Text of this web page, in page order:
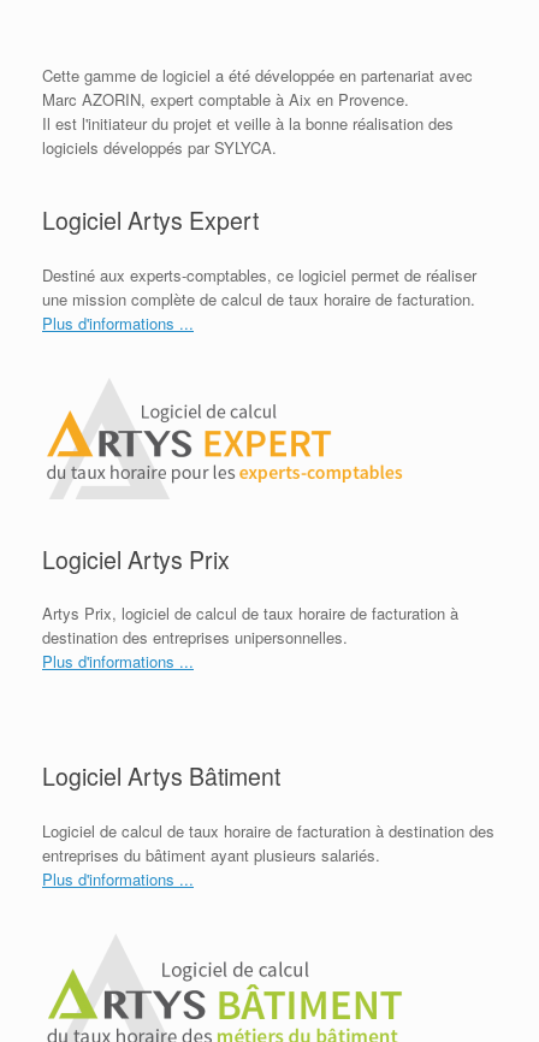
Cette gamme de logiciel a été développée en partenariat avec
Marc AZORIN, expert comptable à Aix en Provence.
Il est l'initiateur du projet et veille à la bonne réalisation des
logiciels développés par SYLYCA.
Logiciel Artys Expert
Destiné aux experts-comptables, ce logiciel permet de réaliser
une mission complète de calcul de taux horaire de facturation.
Plus d'informations ...
Logiciel Artys Prix
Artys Prix, logiciel de calcul de taux horaire de facturation à
destination des entreprises unipersonnelles.
Plus d'informations ...
Logiciel Artys Bâtiment
Logiciel de calcul de taux horaire de facturation à destination des
entreprises du bâtiment ayant plusieurs salariés.
Plus d'informations ...